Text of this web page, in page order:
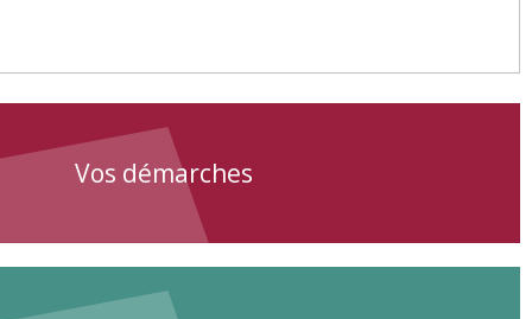
Vos démarches